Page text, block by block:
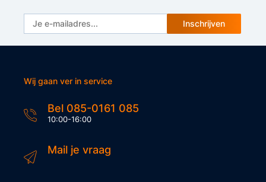
Inschrijven
Wij gaan ver in service
Bel 085-0161 085
10:00-16:00
Mail je vraag